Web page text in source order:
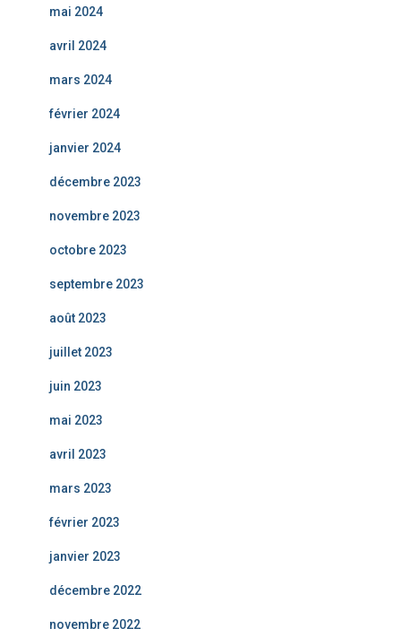
mai 2024
avril 2024
mars 2024
février 2024
janvier 2024
décembre 2023
novembre 2023
octobre 2023
septembre 2023
août 2023
juillet 2023
juin 2023
mai 2023
avril 2023
mars 2023
février 2023
janvier 2023
décembre 2022
novembre 2022